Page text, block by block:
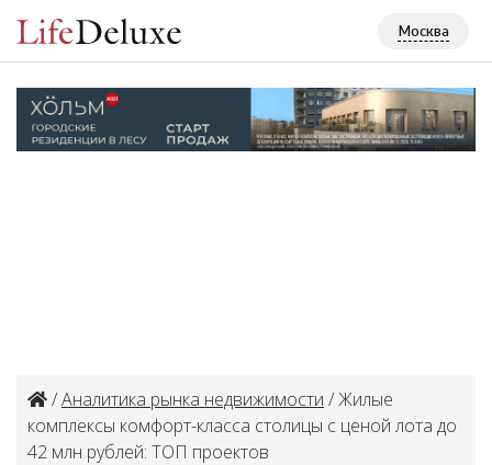
Москва
/Аналитика рынка недвижимости / Жилые
комплексы комфорт-класса столицы с ценой лота до
42 млн рублей: ТОП проектов